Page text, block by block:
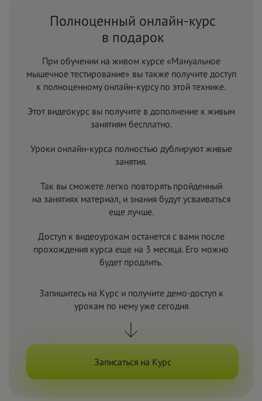
Полноценный онлайн-курс
в подарок
При обучении на живом курсе «Мануальное
мышечное тестирование» вы также получите доступ
к полноценному онлайн-курсу по этой технике.
Этот видеокурс вы получите в дополнение к живым
занятиям бесплатно.
Уроки онлайн-курса полностью дублируют живые
занятия.
Так вы сможете легко повторять пройденный
на занятиях материал, и знания будут усваиваться
еще лучше.
Доступ к видеоурокам останется с вами после
прохождения курса еще на 3 месяца. Его можно
будет продлить.
Запишитесь на Курс и получите демо-доступ к
урокам по нему уже сегодня
Записаться на Курс